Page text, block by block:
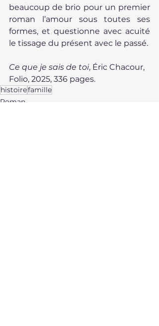
beaucoup de brio pour un premier
roman l’amour sous toutes ses
formes, et questionne avec acuité
le tissage du présent avec le passé.
Ce que je sais de toi, Éric Chacour,
Folio, 2025, 336 pages.
histoirefamille
Roman